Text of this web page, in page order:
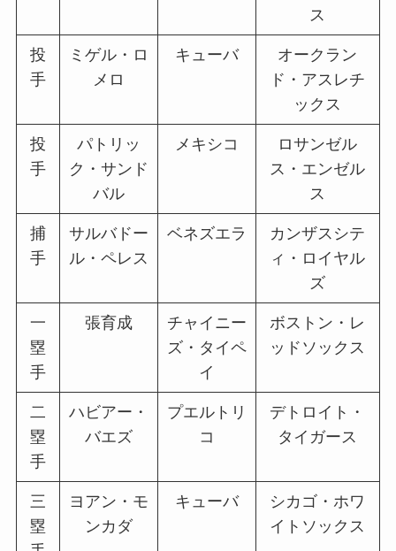
ス
投
手
ミゲル・ロ
メロ
キューバ
オークラン
ド・アスレチ
ックス
投
手
パトリッ
ク・サンド
バル
メキシコ
ロサンゼル
ス・エンゼル
ス
捕
手
サルバドー
ル・ペレス
ベネズエラ
カンザスシテ
ィ・ロイヤル
ズ
一
塁
手
張育成
チャイニー
ズ・タイペ
イ
ボストン・レ
ッドソックス
二
塁
手
ハビアー・
バエズ
プエルトリ
コ
デトロイト・
タイガース
三
塁
ヨアン・モ
ンカダ
キューバ
シカゴ・ホワ
イトソックス